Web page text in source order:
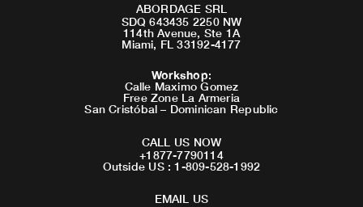
ABORDAGE SRL
SDQ 643435 2250 NW
114th Avenue, Ste 1A
Miami, FL 33192-4177
Workshop:
Calle Maximo Gomez
Free Zone La Armeria
San Cristóbal – Dominican Republic
CALL US NOW
+1877-7790114
Outside US : 1-809-528-1992
EMAIL US